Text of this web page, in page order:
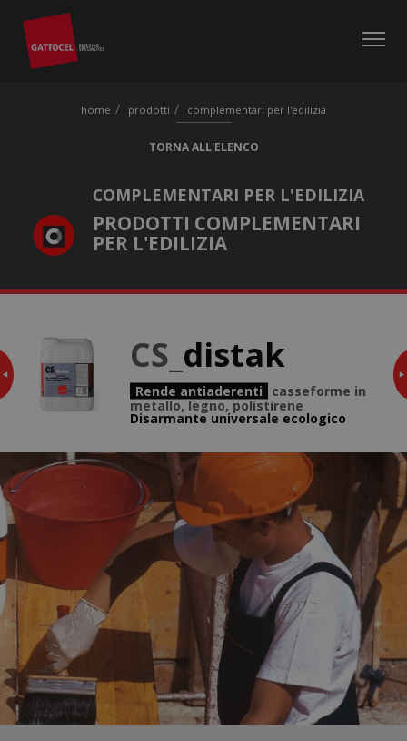
home prodotti complementari per l'edilizia
TORNA ALL'ELENCO
COMPLEMENTARI PER L'EDILIZIA
PRODOTTI COMPLEMENTARI
PER L'EDILIZIA
Vai su CS-sanamur CS_ distak
Rende antiaderenti
casseforme in
metallo, legno, polistirene
Disarmante universale ecologico